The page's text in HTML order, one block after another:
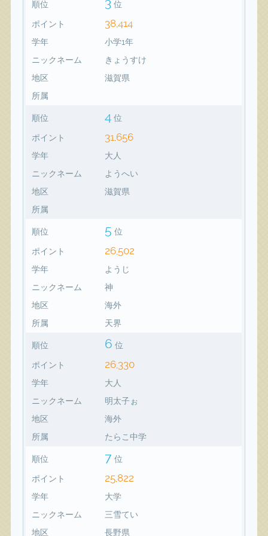
順位 位
ポイント 38,414
学年
小学1年
ニックネーム
きょうすけ
地区
滋賀県
所属
順位 4 位
ポイント 31,656
学年
大人
ニックネーム
ようへい
地区
滋賀県
所属
順位 5 位
ポイント 26,502
学年
ようじ
ニックネーム
神
地区
海外
所属
天界
順位 6 位
ポイント 26,330
学年
大人
ニックネーム
明太子ぉ
地区
海外
所属
たらこ中学
順位 7 位
ポイント 25,822
学年
大学
ニックネーム
三雪てい
地区
長野県